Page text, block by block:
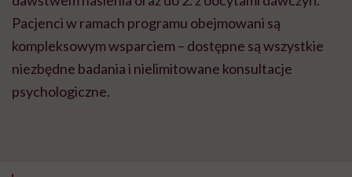
Pacjenci w ramach programu obejmowani są
kompleksowym wsparciem – dostępne są wszystkie
niezbędne badania i nielimitowane konsultacje
psychologiczne.